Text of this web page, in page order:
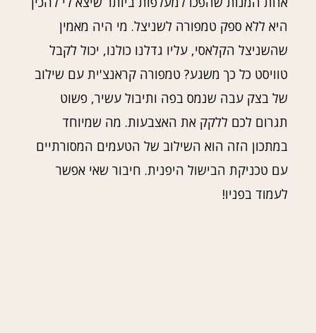
היא ללא ספק טמפורה לשניצל. מי היה מאמין
שהשניצל הקלאסי, עליו גדלנו כולנו, יכול לקבל
טוויסט כל כך משגע? טמפורה קראנצ'ית עם שילוב
של בצק עבה שנמס בפה ותיבול עשיר, פשוט
תגרום לכם ללקק את האצבעות. מה שמיוחד
במתכון הזה הוא השילוב של הטעמים המסורתיים
עם טכניקת הבישול היפנית. חיבור שאי אפשר
לעמוד בפניו!